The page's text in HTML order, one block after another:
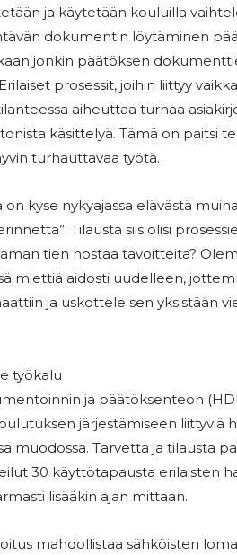
ja käytetään kouluilla
dokumentin löytäminen
jonkin päätöksen
prosessit, joihin liittyy
aiheuttaa turhaa
käsittelyä. Tämä on paitsi
turhauttavaa työtä.
kyse nykyajassa elävästä
Tilausta siis olisi
tien nostaa tavoitteita?
miettiä aidosti uudelleen,
ja uskottele sen yksistään
työkalu
ja päätöksenteon
järjestämiseen liittyviä
muodossa. Tarvetta ja tilausta
30 käyttötapausta erilaisten
lisääkin ajan mittaan.
mahdollistaa sähköisten